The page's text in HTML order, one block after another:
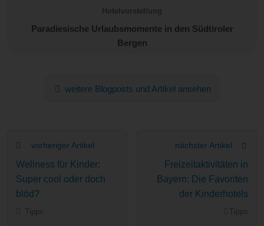
Paradiesische Urlaubsmomente in den Südtiroler
Bergen
weitere Blogposts und Artikel ansehen
vorheriger Artikel
Wellness für Kinder:
Super cool oder doch
blöd?
nächster Artikel
Freizeitaktivitäten in
Bayern: Die Favoriten
der Kinderhotels